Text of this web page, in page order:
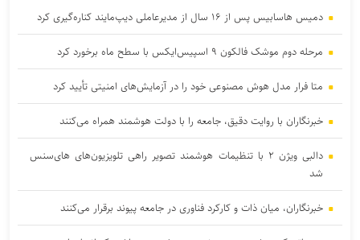
دمیس هاسابیس پس از ۱۶ سال از مدیرعاملی دیپ‌مایند کناره‌گیری کرد
مرحله دوم موشک فالکون ۹ اسپیس‌ایکس با سطح ماه برخورد کرد
متا فرار مدل هوش مصنوعی خود را در آزمایش‌های امنیتی تأیید کرد
خبرنگاران با روایت دقیق، جامعه را با دولت هوشمند همراه می‌کنند
دالبی ویژن ۲ با تنظیمات هوشمند تصویر راهی تلویزیون‌های های‌سنس
شد
خبرنگاران، میان ذات و کارکرد فناوری در جامعه پیوند برقرار می‌کنند